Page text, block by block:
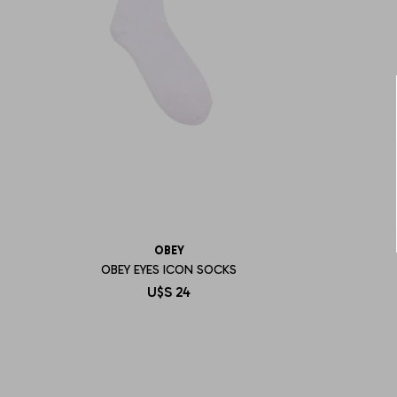
OBEY
OBEY EYES ICON SOCKS
U$S 24